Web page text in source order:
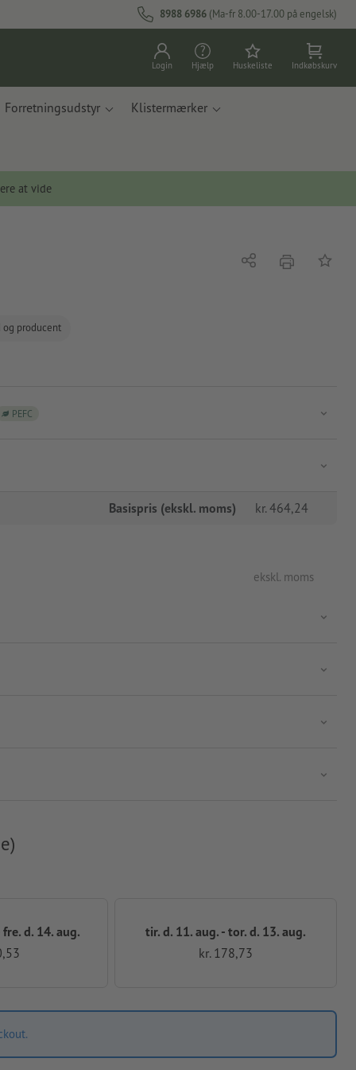
8988 6986 (Ma-fr 8.00-17.00 på engelsk)
Login Hjælp Huskeliste Indkøbskurv
Forretningsudstyr Klistermærker
at vide
og producent
Del tryk Tilføj
PEFC
Basispris (ekskl. moms) kr. 464,24
ekskl. moms
d. 14. aug.
tir. d. 11. aug. - tor. d. 13. aug.
kr. 178,73